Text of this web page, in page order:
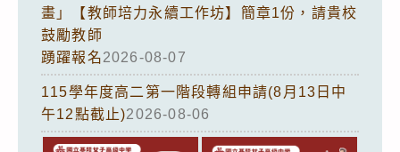
畫」【教師培力永續工作坊】簡章1份，請貴校
鼓勵教師
踴躍報名2026-08-07
115學年度高二第一階段轉組申請(8月13日中
午12點截止)2026-08-06